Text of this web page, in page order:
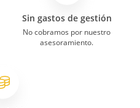
Sin gastos de gestión
No cobramos por nuestro
asesoramiento.